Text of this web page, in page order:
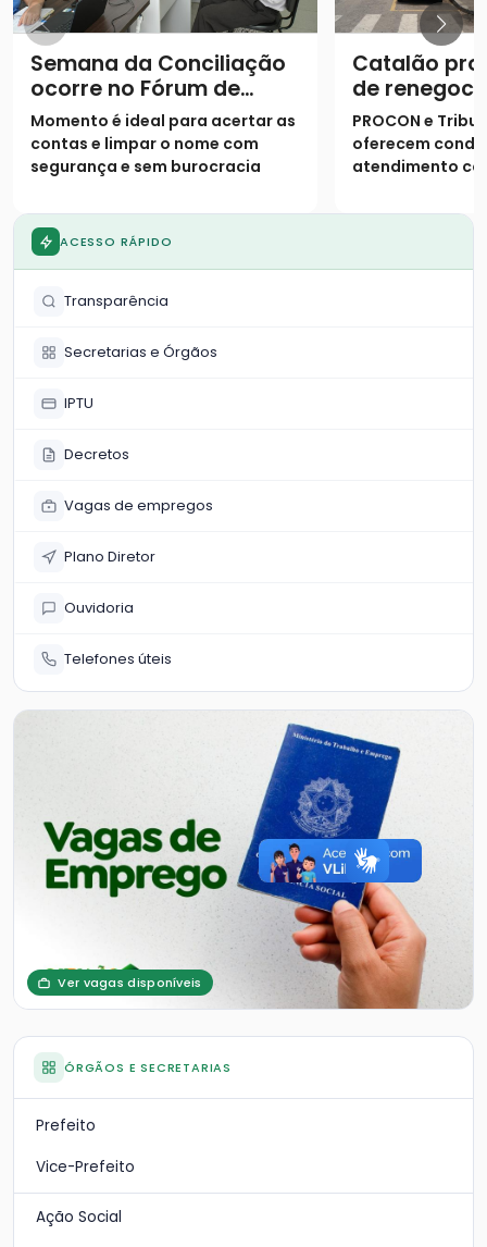
Semana da Conciliação
ocorre no Fórum de
Catalão com condições
especiais para negociar
dívidas
Momento é ideal para acertar as
contas e limpar o nome com
segurança e sem burocracia
Catalão
de
dívidas
Semana
Conciliação
PROCON e
oferecem
atendimento
ACESSO RÁPIDO
Transparência
Secretarias e Órgãos
IPTU
Decretos
Vagas de empregos
Plano Diretor
Ouvidoria
Telefones úteis
Ver vagas disponíveis
ÓRGÃOS E SECRETARIAS
Prefeito
Vice-Prefeito
Ação Social